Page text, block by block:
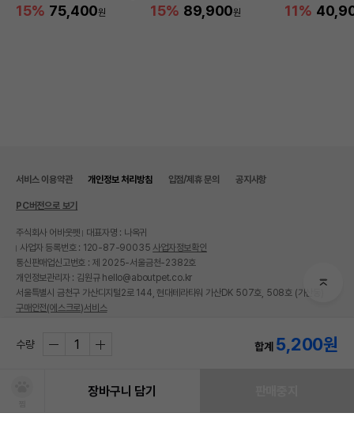
15% 75,400원 15% 89,900원 11%
수량 합계 5,200원
장바구니 담기
서비스 이용약관 개인정보 처리방침 입점/제휴 문의 공지사항
PC버전으로 보기
주식회사 어바웃펫
대표자명 : 나옥귀
사업자 등록번호 : 120-87-90035 사업자정보확인
통신판매업신고번호 : 제 2025-서울금천-2382호
개인정보관리자 : 김원규 hello@aboutpet.co.kr
서울특별시 금천구 가산디지털2로 144, 현대테라타워 가산DK 507호, 508호 (가산동)
구매안전(에스크로)서비스